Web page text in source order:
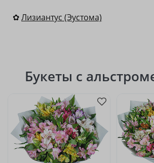
✿Лизиантус (Эустома)
Букеты с